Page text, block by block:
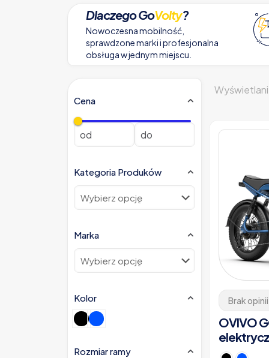
Dlaczego GoVolty?
Nowoczesna mobilność,
sprawdzone marki i profesjonalna
obsługa w jednym miejscu.
Cena
Kategoria Produków
Marka
Kolor
Rozmiar ramy
Brak opinii
OVIVO